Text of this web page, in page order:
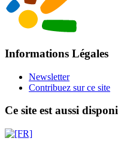
Informations Légales
Newsletter
Contribuez sur ce site
Ce site est aussi